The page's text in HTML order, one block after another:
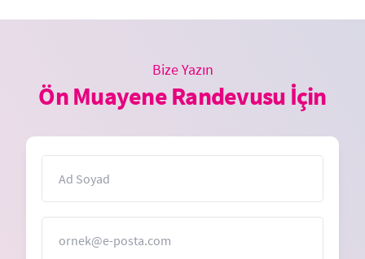
Bize Yazın
Ön Muayene Randevusu İçin